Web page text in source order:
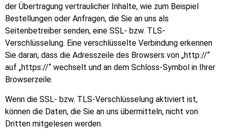
der Übertragung vertraulicher Inhalte, wie zum Beispiel
Bestellungen oder Anfragen, die Sie an uns als
Seitenbetreiber senden, eine SSL- bzw. TLS-
Verschlüsselung. Eine verschlüsselte Verbindung erkennen
Sie daran, dass die Adresszeile des Browsers von „http://“
auf „https://“ wechselt und an dem Schloss-Symbol in Ihrer
Browserzeile.
Wenn die SSL- bzw. TLS-Verschlüsselung aktiviert ist,
können die Daten, die Sie an uns übermitteln, nicht von
Dritten mitgelesen werden.